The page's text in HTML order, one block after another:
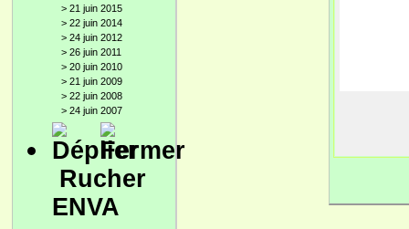
> 21 juin 2015
> 22 juin 2014
> 24 juin 2012
> 26 juin 2011
> 20 juin 2010
> 21 juin 2009
> 22 juin 2008
> 24 juin 2007
Rucher
ENVA